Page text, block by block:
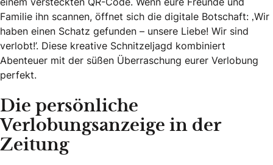
Familie ihn scannen, öffnet sich die digitale Botschaft: ‚Wir
haben einen Schatz gefunden – unsere Liebe! Wir sind
verlobt!’. Diese kreative Schnitzeljagd kombiniert
Abenteuer mit der süßen Überraschung eurer Verlobung
perfekt.
Die persönliche
Verlobungsanzeige in der
Zeitung